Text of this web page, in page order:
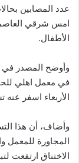
عدد المصابين
الأطفال.
وأوضح المصدر في
في معمل اهلي
الأربعاء اسفر عنه
وأضاف، أن هذا
المجاورة للمعمل